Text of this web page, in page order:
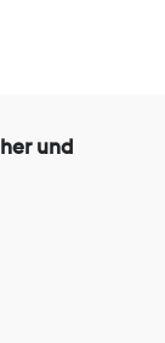
und